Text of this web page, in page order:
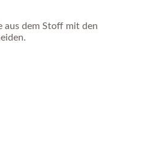
aus dem Stoff mit den